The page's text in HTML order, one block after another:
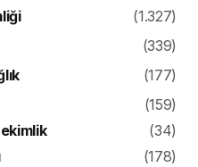
(1.327)
(339)
(177)
(159)
(34)
(178)